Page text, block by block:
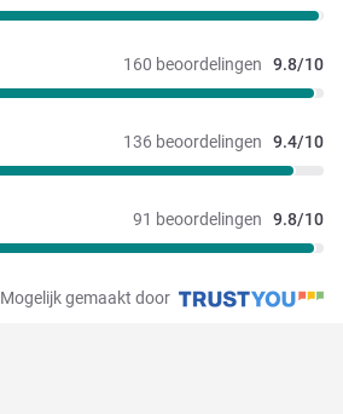
160 beoordelingen 9.8/10
136 beoordelingen 9.4/10
91 beoordelingen 9.8/10
Mogelijk gemaakt door